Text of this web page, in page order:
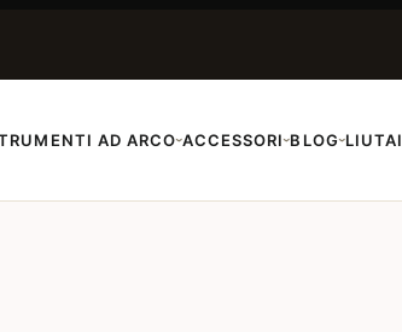
AD ARCO›ACCESSORI›BLOG›LIUTAI